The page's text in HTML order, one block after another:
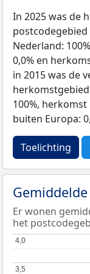
In 2025 was de
Nederland:
0,0% en
in 2015 was de
100%,
buiten Europa:
Toelichting
Er wonen
het
3,5
3,5
4,0
4,0